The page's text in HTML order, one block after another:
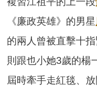
《廉政英雄》的男星
的兩人曾被直擊十
則跟也小她3歲的楊
屆時牽手走紅毯、